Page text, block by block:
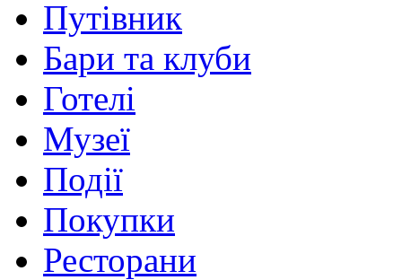
Путівник
Бари та клуби
Готелі
Музеї
Події
Покупки
Ресторани